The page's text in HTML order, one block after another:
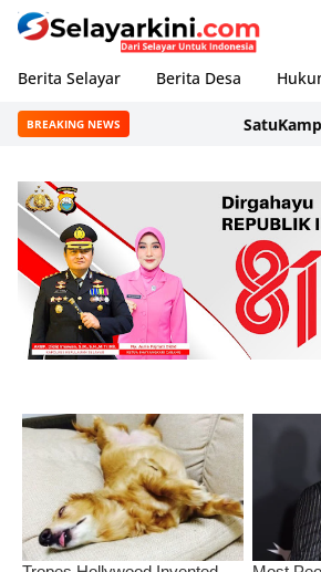
Berita Selayar Berita Desa
BREAKING NEWS